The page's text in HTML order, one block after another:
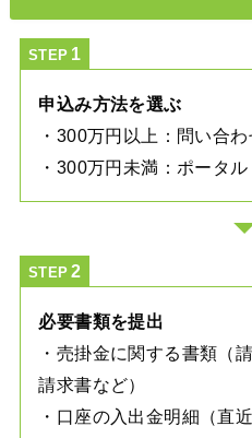
STEP
申込み方法を選ぶ
・300万円以上：問い合
・300万円未満：ポータル
STEP
必要書類を提出
・売掛金に関する書類（
請求書など）
・口座の入出金明細（直